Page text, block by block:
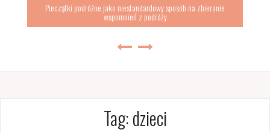
Pieczątki podróżne jako niestandardowy sposób na zbieranie
wspomnień z podróży
Tag:dzieci